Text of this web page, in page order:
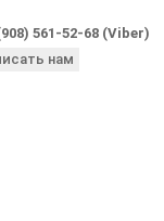
561-52-68 (Viber)
нам